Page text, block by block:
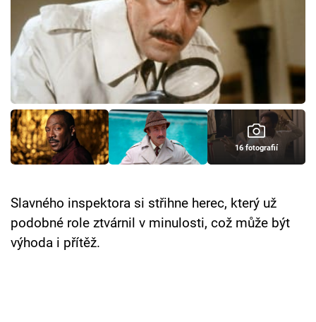
Hry
Cool Esport
Pořady
TV Program
Sledujte prima+
Sledujte nás
16 fotografií
Slavného inspektora si střihne herec, který už
podobné role ztvárnil v minulosti, což může být
výhoda i přítěž.